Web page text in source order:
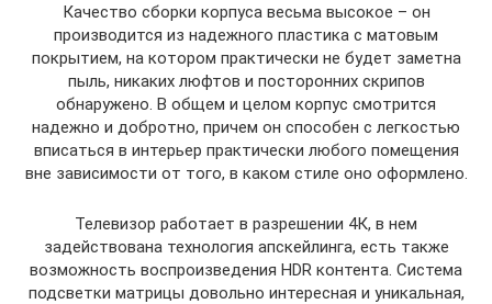
Качество сборки корпуса весьма высокое – он
производится из надежного пластика с матовым
покрытием, на котором практически не будет заметна
пыль, никаких люфтов и посторонних скрипов
обнаружено. В общем и целом корпус смотрится
надежно и добротно, причем он способен с легкостью
вписаться в интерьер практически любого помещения
вне зависимости от того, в каком стиле оно оформлено.
Телевизор работает в разрешении 4К, в нем
задействована технология апскейлинга, есть также
возможность воспроизведения HDR контента. Система
подсветки матрицы довольно интересная и уникальная,